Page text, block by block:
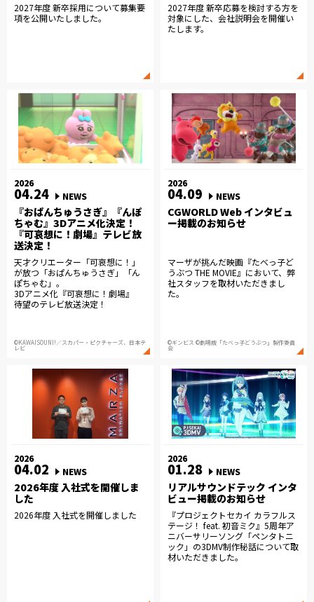
2027年度 新卒採用について募集要
項を公開いたしました。
2027年度 新卒応募を検討する方を
対象にした、会社説明会を開催い
たします。
2026
04.24 NEWS
『おぱんちゅうさぎ』『んぽ
ちゃむ』3Dアニメ化決定！
『可哀想に！劇場』テレビ放
送決定！
天才クリエーター「可哀想に！」
が放つ「おぱんちゅうさぎ」「ん
ぽちゃむ」。
3Dアニメ化『可哀想に！劇場』
待望のテレビ放送決定！
©KAWAISOUNI!／スカパー・ピクチャーズ、日本テ
レビ
2026
04.09 NEWS
CGWORLD Web インタビュ
ー掲載のお知らせ
マーザが挑んだ映画『たべっ子ど
うぶつ THE MOVIE』において、弊
社スタッフを取材いただきまし
た。
©ギンビス ©劇場版「たべっ子どうぶつ」製作委員
会
2026
04.02 NEWS
2026年度 入社式を開催しま
した
2026年度 入社式を開催しました
2026
01.28 NEWS
リアルサウンドテック インタ
ビュー掲載のお知らせ
『プロジェクトセカイ カラフルス
テージ！ feat. 初音ミク』5周年ア
ニバーサリーソング「ペンタトニ
ック」の3DMV制作秘話について取
材いただきました。